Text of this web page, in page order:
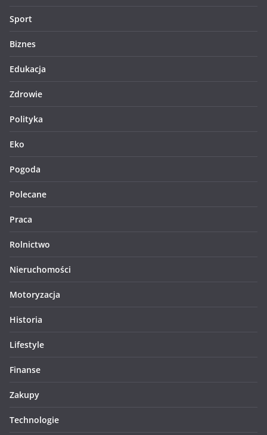
Sport
Biznes
Edukacja
Zdrowie
Polityka
Eko
Pogoda
Polecane
Praca
Rolnictwo
Nieruchomości
Motoryzacja
Historia
Lifestyle
Finanse
Zakupy
Technologie